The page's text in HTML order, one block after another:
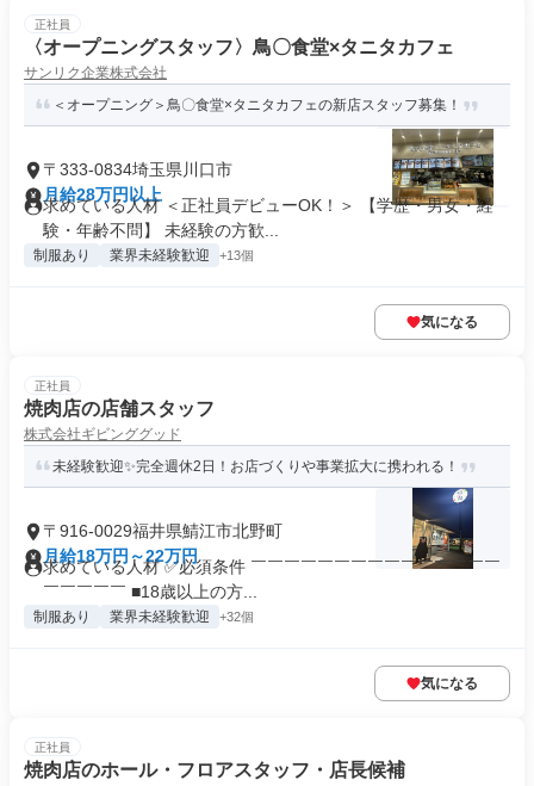
正社員
〈オープニングスタッフ〉鳥〇食堂×タニタカフェ
サンリク企業株式会社
＜オープニング＞鳥〇食堂×タニタカフェの新店スタッフ募集！
〒333-0834埼玉県川口市
月給28万円以上
求めている人材 ＜正社員デビューOK！＞ 【学歴・男女・経
験・年齢不問】 未経験の方歓...
制服あり 業界未経験歓迎 +13個
気になる
正社員
焼肉店の店舗スタッフ
株式会社ギビンググッド
未経験歓迎✨完全週休2日！お店づくりや事業拡大に携われる！
〒916-0029福井県鯖江市北野町
月給18万円～22万円
求めている人材 ✅必須条件 ￣￣￣￣￣￣￣￣￣￣￣￣￣￣￣
￣￣￣￣￣ ■18歳以上の方...
制服あり 業界未経験歓迎 +32個
気になる
正社員
焼肉店のホール・フロアスタッフ・店長候補